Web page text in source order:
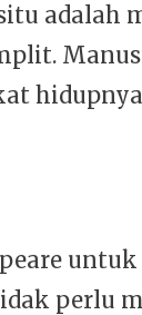
adalah
perlu